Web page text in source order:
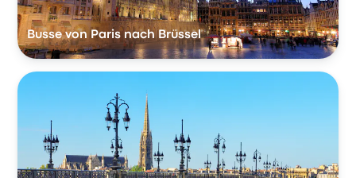
Busse von Paris nach Brüssel